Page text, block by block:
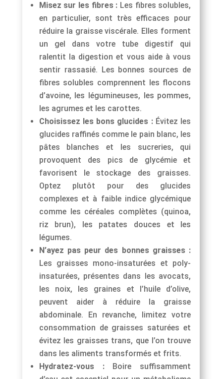
Misez sur les fibres : Les fibres solubles,
en particulier, sont très efficaces pour
réduire la graisse viscérale. Elles forment
un gel dans votre tube digestif qui
ralentit la digestion et vous aide à vous
sentir rassasié. Les bonnes sources de
fibres solubles comprennent les flocons
d’avoine, les légumineuses, les pommes,
les agrumes et les carottes.
Choisissez les bons glucides :Évitez les
glucides raffinés comme le pain blanc, les
pâtes blanches et les sucreries, qui
provoquent des pics de glycémie et
favorisent le stockage des graisses.
Optez plutôt pour des glucides
complexes et à faible indice glycémique
comme les céréales complètes (quinoa,
riz brun), les patates douces et les
légumes.
N’ayez pas peur des bonnes graisses :
Les graisses mono-insaturées et poly-
insaturées, présentes dans les avocats,
les noix, les graines et l’huile d’olive,
peuvent aider à réduire la graisse
abdominale. En revanche, limitez votre
consommation de graisses saturées et
évitez les graisses trans, que l’on trouve
dans les aliments transformés et frits.
Hydratez-vous :Boire suffisamment